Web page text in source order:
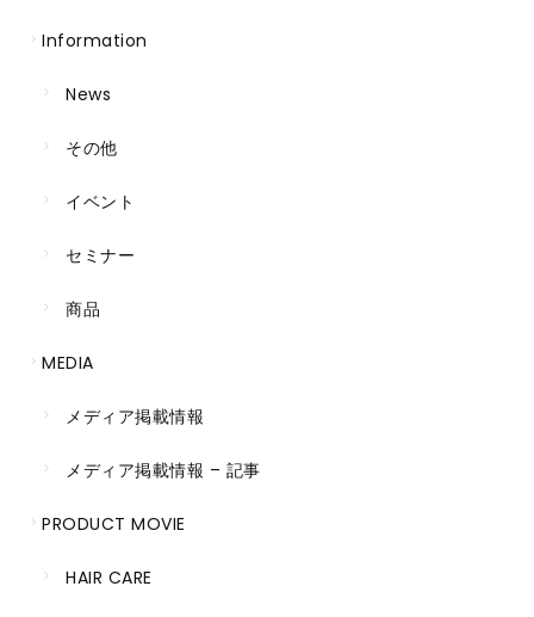
Information
News
その他
イベント
セミナー
商品
MEDIA
メディア掲載情報
メディア掲載情報 – 記事
PRODUCT MOVIE
HAIR CARE